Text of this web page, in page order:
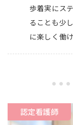
歩着実にス
ることも少
に楽しく働
認定看護師